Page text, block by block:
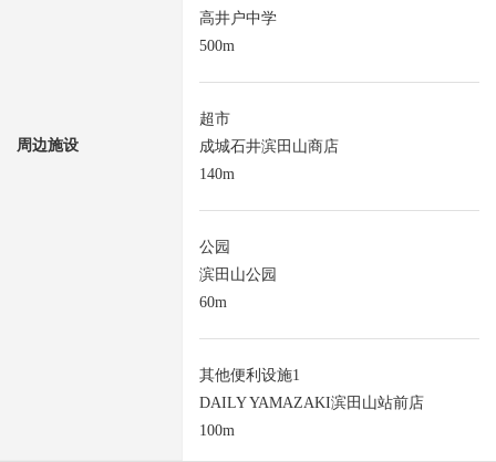
周边施设
高井户中学
500m
超市
成城石井滨田山商店
140m
公园
滨田山公园
60m
其他便利设施1
DAILY YAMAZAKI滨田山站前店
100m